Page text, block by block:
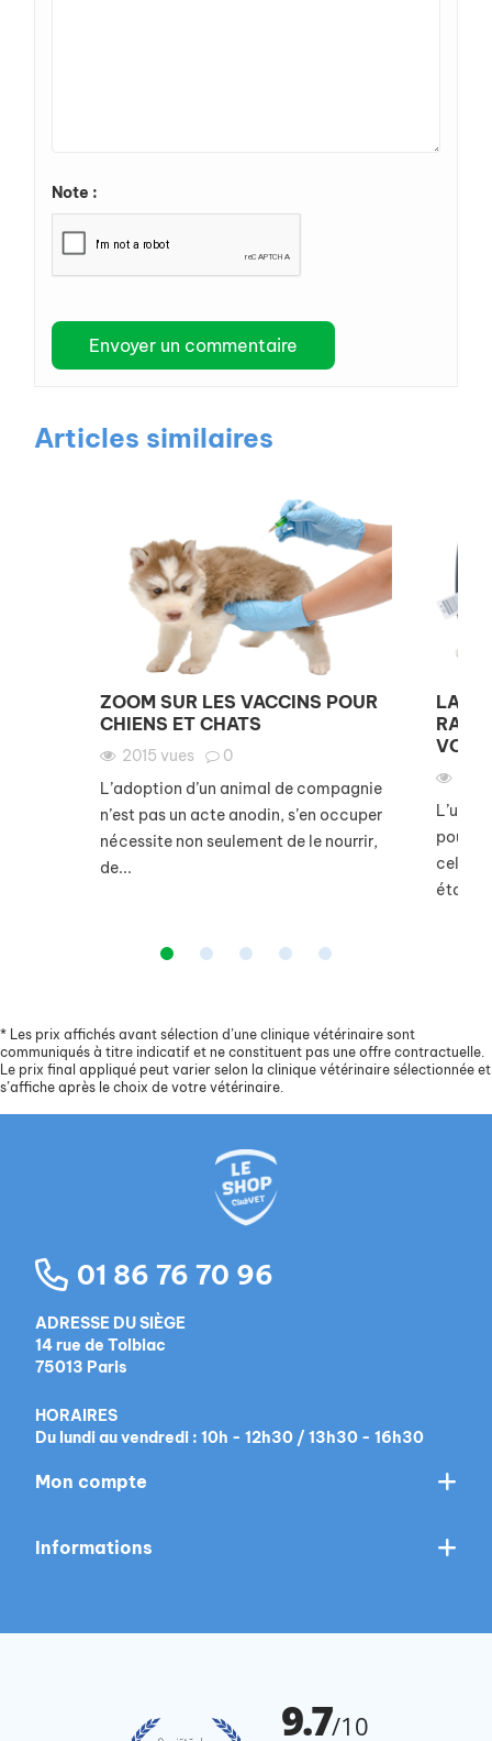
Note :
Articles similaires
ZOOM SUR LES VACCINS POUR
CHIENS ET CHATS
2015 vues
0
L’adoption d’un animal de compagnie
n’est pas un acte anodin, s’en occuper
nécessite non seulement de le nourrir,
de...
LA
L’un
pour
celui
étant...
* Les prix affichés avant sélection d’une clinique vétérinaire sont
communiqués à titre indicatif et ne constituent pas une offre contractuelle.
Le prix final appliqué peut varier selon la clinique vétérinaire sélectionnée et
s’affiche après le choix de votre vétérinaire.
01 86 76 70 96
ADRESSE DU SIÈGE
14 rue de Tolbiac
75013 Paris
HORAIRES
Du lundi au vendredi : 10h - 12h30 / 13h30 - 16h30
Mon compte
Informations